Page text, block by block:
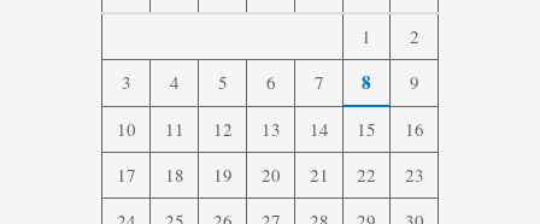
1
2
3
4 5 6 7 8
9
10
11 12 13 14 15
16
17
18 19 20 21 22
23